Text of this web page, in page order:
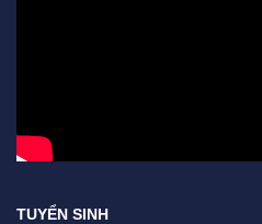
TUYỂN SINH